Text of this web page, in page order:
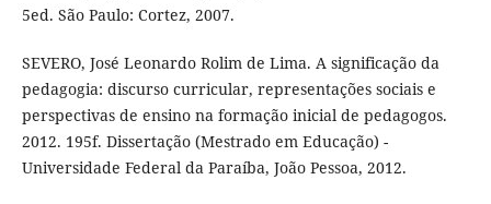
5ed. São Paulo: Cortez, 2007.
SEVERO, José Leonardo Rolim de Lima. A significação da
pedagogia: discurso curricular, representações sociais e
perspectivas de ensino na formação inicial de pedagogos.
2012. 195f. Dissertação (Mestrado em Educação) -
Universidade Federal da Paraíba, João Pessoa, 2012.